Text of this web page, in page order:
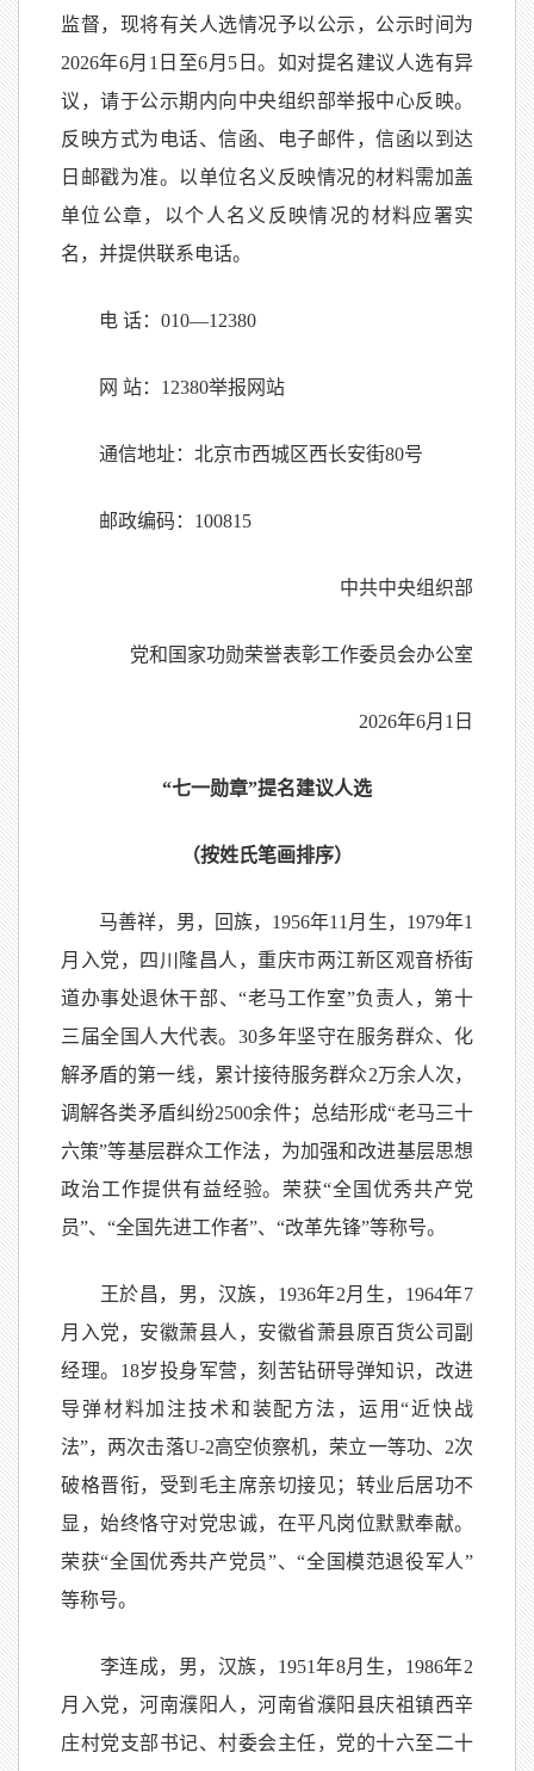
监督，现将有关人选情况予以公示，公示时间为
2026年6月1日至6月5日。如对提名建议人选有异
议，请于公示期内向中央组织部举报中心反映。
反映方式为电话、信函、电子邮件，信函以到达
日邮戳为准。以单位名义反映情况的材料需加盖
单位公章，以个人名义反映情况的材料应署实
名，并提供联系电话。
电 话：010—12380
网 站：12380举报网站
通信地址：北京市西城区西长安街80号
邮政编码：100815
中共中央组织部
党和国家功勋荣誉表彰工作委员会办公室
2026年6月1日
“七一勋章”提名建议人选
（按姓氏笔画排序）
马善祥，男，回族，1956年11月生，1979年1
月入党，四川隆昌人，重庆市两江新区观音桥街
道办事处退休干部、“老马工作室”负责人，第十
三届全国人大代表。30多年坚守在服务群众、化
解矛盾的第一线，累计接待服务群众2万余人次，
调解各类矛盾纠纷2500余件；总结形成“老马三十
六策”等基层群众工作法，为加强和改进基层思想
政治工作提供有益经验。荣获“全国优秀共产党
员”、“全国先进工作者”、“改革先锋”等称号。
王於昌，男，汉族，1936年2月生，1964年7
月入党，安徽萧县人，安徽省萧县原百货公司副
经理。18岁投身军营，刻苦钻研导弹知识，改进
导弹材料加注技术和装配方法，运用“近快战
法”，两次击落U-2高空侦察机，荣立一等功、2次
破格晋衔，受到毛主席亲切接见；转业后居功不
显，始终恪守对党忠诚，在平凡岗位默默奉献。
荣获“全国优秀共产党员”、“全国模范退役军人”
等称号。
李连成，男，汉族，1951年8月生，1986年2
月入党，河南濮阳人，河南省濮阳县庆祖镇西辛
庄村党支部书记、村委会主任，党的十六至二十